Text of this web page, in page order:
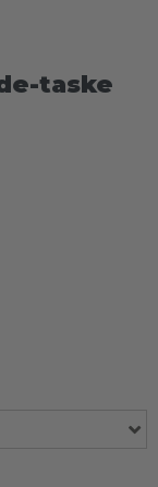
taske